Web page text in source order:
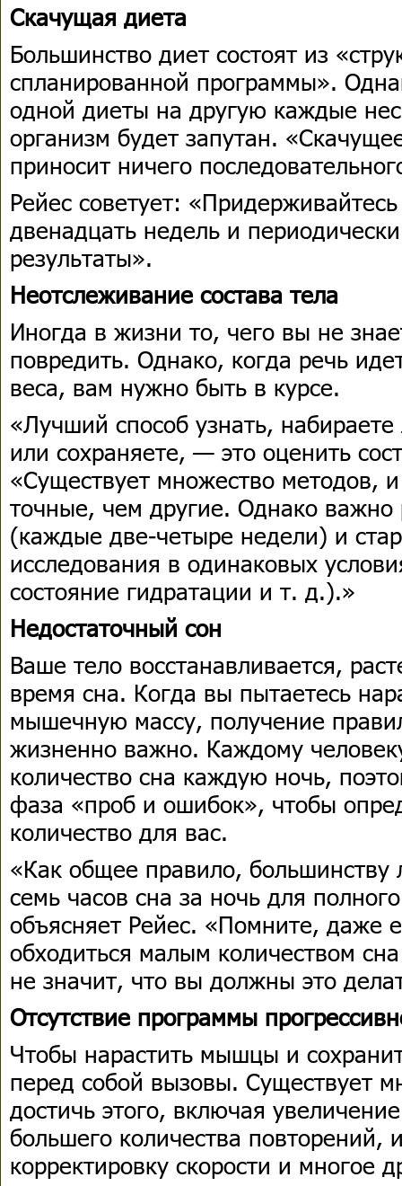
Скачущая диета
Большинство диет состоят из
спланированной программы».
одной диеты на другую каждые
организм будет запутан.
приносит ничего
Рейес советует:
двенадцать недель и
результаты».
Неотслеживание состава тела
Иногда в жизни то, чего вы не
повредить. Однако, когда речь
веса, вам нужно быть в курсе.
«Лучший способ узнать,
или сохраняете, — это оценить
«Существует множество методов,
точные, чем другие. Однако важно
(каждые две-четыре недели) и
исследования в одинаковых
состояние гидратации и т. д.).»
Недостаточный сон
Ваше тело восстанавливается,
время сна. Когда вы пытаетесь
мышечную массу, получение
жизненно важно. Каждому
количество сна каждую ночь,
фаза «проб и ошибок», чтобы
количество для вас.
«Как общее правило,
семь часов сна за ночь для
объясняет Рейес. «Помните,
обходиться малым количеством
не значит, что вы должны это
Отсутствие программы
Чтобы нарастить мышцы и
перед собой вызовы. Существует
достичь этого, включая
большего количества
корректировку скорости и многое